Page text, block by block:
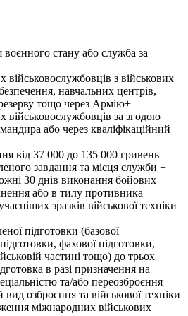
воєнного стану або служба за
військовослужбовців з військових
навчальних центрів,
тощо через Армію+
військовослужбовців за згодою
або через кваліфікаційний
від 37 000 до 135 000 гривень
завдання та місця служби +
30 днів виконання бойових
або в тилу противника
зразків військової техніки
підготовки (базової
фахової підготовки,
частині тощо) до трьох
в разі призначення на
та/або переозброєння
вид озброєння та військової техніки
міжнародних військових